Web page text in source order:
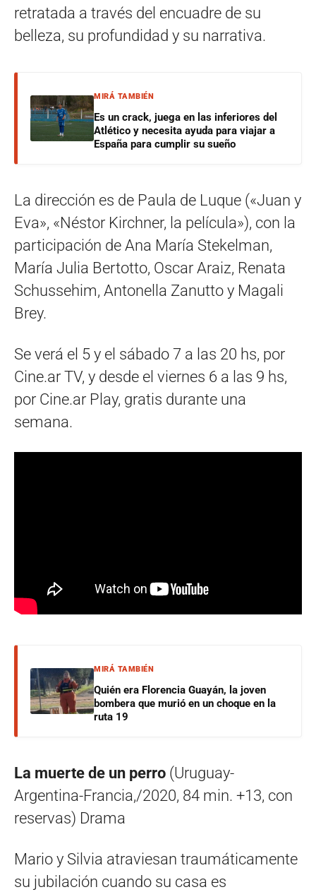
retratada a través del encuadre de su
belleza, su profundidad y su narrativa.
MIRÁ TAMBIÉN
Es un crack, juega en las inferiores del
Atlético y necesita ayuda para viajar a
España para cumplir su sueño
La dirección es de Paula de Luque («Juan y
Eva», «Néstor Kirchner, la película»), con la
participación de Ana María Stekelman,
María Julia Bertotto, Oscar Araiz, Renata
Schussehim, Antonella Zanutto y Magali
Brey.
Se verá el 5 y el sábado 7 a las 20 hs, por
Cine.ar TV, y desde el viernes 6 a las 9 hs,
por Cine.ar Play, gratis durante una
semana.
MIRÁ TAMBIÉN
Quién era Florencia Guayán, la joven
bombera que murió en un choque en la
ruta 19
La muerte de un perro (Uruguay-
Argentina-Francia,/2020, 84 min. +13, con
reservas) Drama
Mario y Silvia atraviesan traumáticamente
su jubilación cuando su casa es